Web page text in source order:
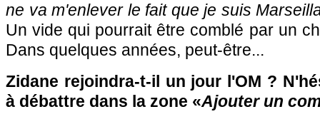
ne va m'enlever le fait que je suis
Un vide qui pourrait être comblé par un
Dans quelques années, peut-être...
Zidane rejoindra-t-il un jour l'OM ?
à débattre dans la zone «Ajouter un